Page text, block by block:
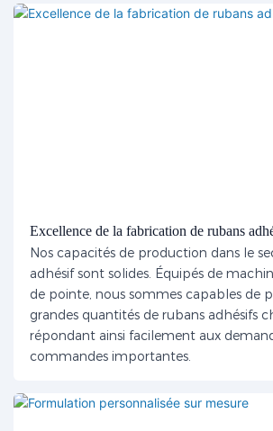
Excellence de la fabrication de rubans
Nos capacités de production dans le
adhésif sont solides. Équipés de
de pointe, nous sommes capables de
grandes quantités de rubans adhésifs
répondant ainsi facilement aux
commandes importantes.